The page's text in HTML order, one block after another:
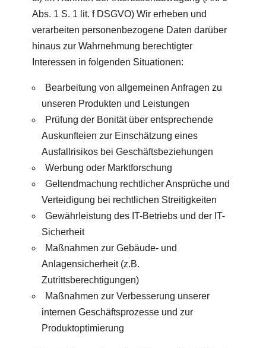
Abs. 1 S. 1 lit. f DSGVO) Wir erheben und
verarbeiten personenbezogene Daten darüber
hinaus zur Wahrnehmung berechtigter
Interessen in folgenden Situationen:
Bearbeitung von allgemeinen Anfragen zu
unseren Produkten und Leistungen
Prüfung der Bonität über entsprechende
Auskunfteien zur Einschätzung eines
Ausfallrisikos bei Geschäftsbeziehungen
Werbung oder Marktforschung
Geltendmachung rechtlicher Ansprüche und
Verteidigung bei rechtlichen Streitigkeiten
Gewährleistung des IT-Betriebs und der IT-
Sicherheit
Maßnahmen zur Gebäude- und
Anlagensicherheit (z.B.
Zutrittsberechtigungen)
Maßnahmen zur Verbesserung unserer
internen Geschäftsprozesse und zur
Produktoptimierung